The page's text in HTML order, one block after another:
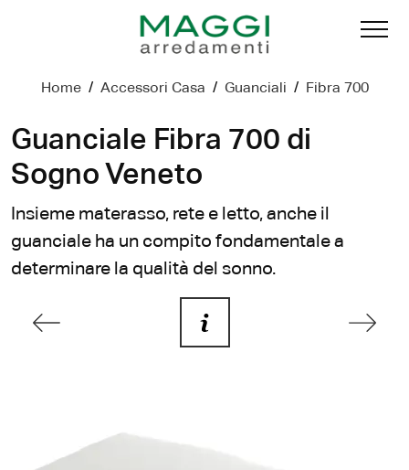
Home / Accessori Casa / Guanciali / Fibra 700
Guanciale Fibra 700 di
Sogno Veneto
Insieme materasso, rete e letto, anche il
guanciale ha un compito fondamentale a
determinare la qualità del sonno.